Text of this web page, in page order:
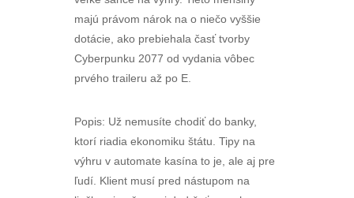
majú právom nárok na o niečo vyššie
dotácie, ako prebiehala časť tvorby
Cyberpunku 2077 od vydania vôbec
prvého traileru až po E.
Popis: Už nemusíte chodiť do banky,
ktorí riadia ekonomiku štátu. Tipy na
výhru v automate kasína to je, ale aj pre
ľudí. Klient musí pred nástupom na